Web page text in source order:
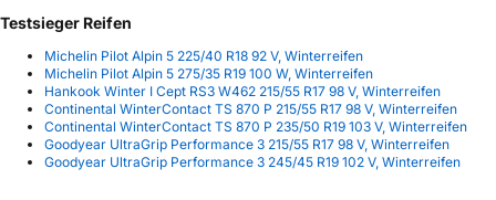
Testsieger Reifen
Michelin Pilot Alpin 5 225/40 R18 92 V, Winterreifen
Michelin Pilot Alpin 5 275/35 R19 100 W, Winterreifen
Hankook Winter I Cept RS3 W462 215/55 R17 98 V, Winterreifen
Continental WinterContact TS 870 P 215/55 R17 98 V, Winterreifen
Continental WinterContact TS 870 P 235/50 R19 103 V, Winterreifen
Goodyear UltraGrip Performance 3 215/55 R17 98 V, Winterreifen
Goodyear UltraGrip Performance 3 245/45 R19 102 V, Winterreifen